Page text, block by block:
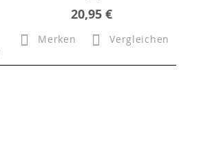
20,95 €
Merken Vergleichen